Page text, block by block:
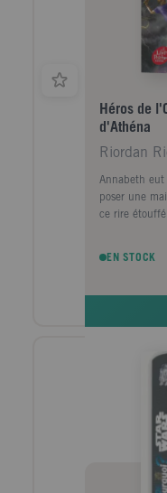
Héros de
d'Athéna
Riordan
Annabeth
poser une
ce rire
d'elle avait
remonter à
EN STOCK